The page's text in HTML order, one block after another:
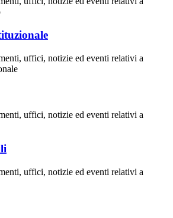
uffici, notizie ed eventi relativi a
uffici, notizie ed eventi relativi a
uffici, notizie ed eventi relativi a